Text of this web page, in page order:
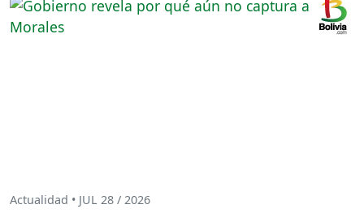
Actualidad • JUL 28 / 2026